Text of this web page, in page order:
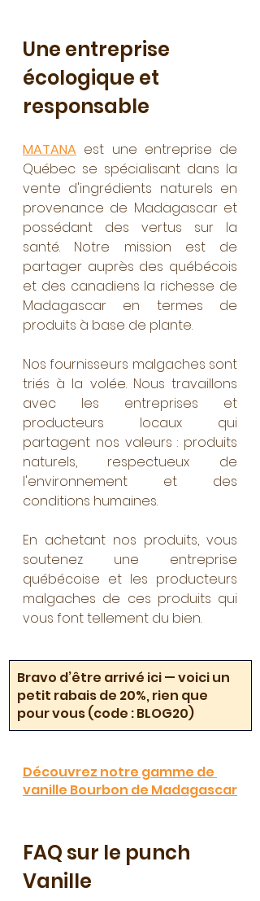
Une entreprise
écologique et
responsable
MATANA est une entreprise de
Québec se spécialisant dans la
vente d'ingrédients naturels en
provenance de Madagascar et
possédant des vertus sur la
santé. Notre mission est de
partager auprès des québécois
et des canadiens la richesse de
Madagascar en termes de
produits à base de plante.
Nos fournisseurs malgaches sont
triés à la volée. Nous travaillons
avec les entreprises et
producteurs locaux qui
partagent nos valeurs : produits
naturels, respectueux de
l'environnement et des
conditions humaines.
En achetant nos produits, vous
soutenez une entreprise
québécoise et les producteurs
malgaches de ces produits qui
vous font tellement du bien.
Bravo d’être arrivé ici — voici un
petit rabais de 20%, rien que
pour vous (code : BLOG20)
Découvrez notre gamme de
vanille Bourbon de Madagascar
FAQ sur le punch
Vanille